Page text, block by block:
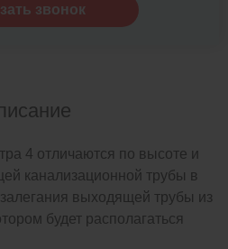
звонок
4 отличаются по высоте и
канализационной трубы в
выходящей трубы из
будет располагаться